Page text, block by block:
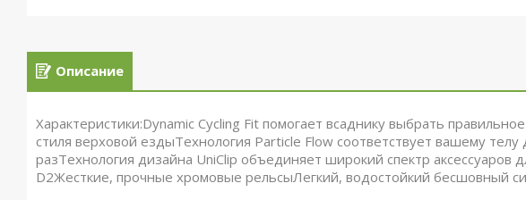
Описание
Характеристики:Dynamic Cycling Fit помогает всаднику выбрать
стиля верховой ездыТехнология Particle Flow соответствует вашему
разТехнология дизайна UniClip объединяет широкий спектр
D2Жесткие, прочные хромовые рельсыЛегкий, водостойкий бесшовный